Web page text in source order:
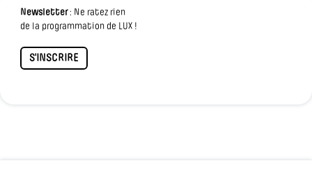
Newsletter: Ne ratez rien
de la programmation de LUX !
S'INSCRIRE